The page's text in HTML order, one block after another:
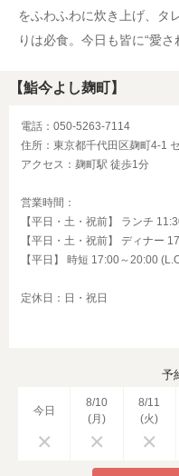
をふわふわに炊き上げ、タ
りは必食。今日も皆に“愛さ
【鮨今よし麹町】
電話：050-5263-7114
住所：東京都千代田区麹町4-1
アクセス：麹町駅 徒歩1分
営業時間：
【平日・土・祝前】 ランチ
【平日・土・祝前】 ディナー
【平日】 時短 17:00～20:00
定休日：日・祝日
予
今日
8/10
(月)
8/11
(火)